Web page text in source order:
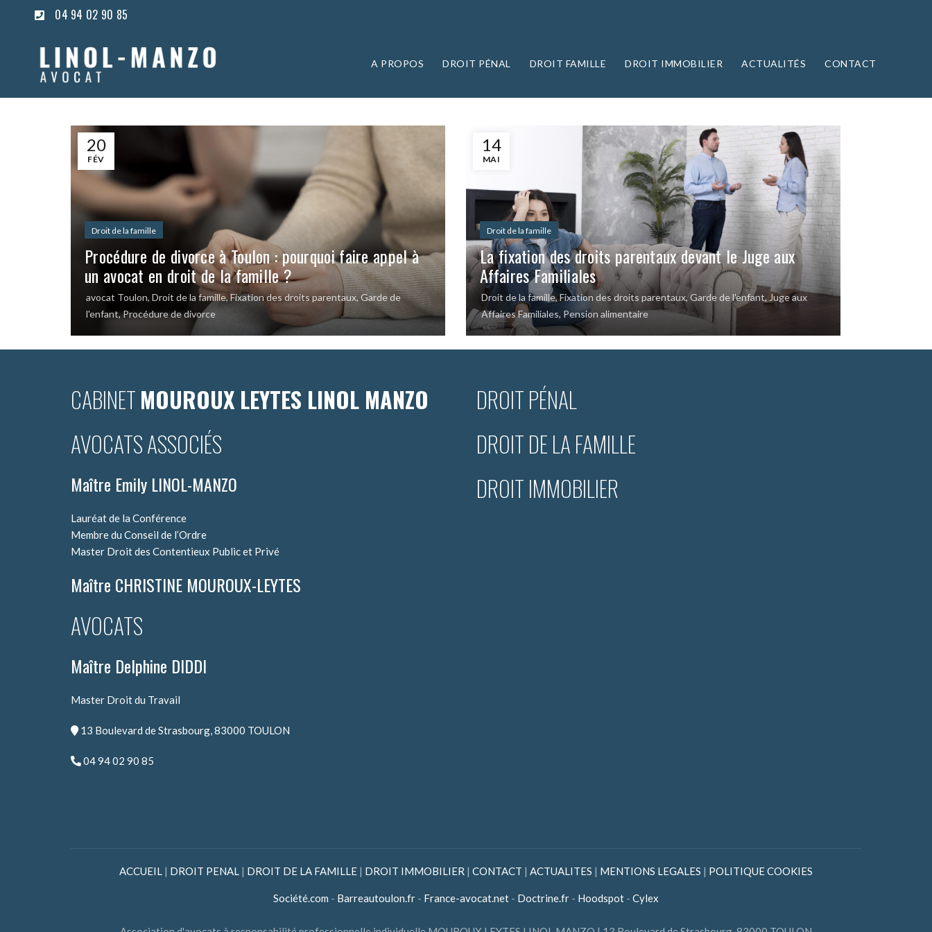
04 94 02 90 85
A PROPOS DROIT PÉNAL DROIT FAMILLE DROIT IMMOBILIER ACTUALITÉS CONTACT
20
FÉV
Droit de la famille
Procédure de divorce à Toulon : pourquoi faire appel à
un avocat en droit de la famille ?
avocat Toulon, Droit de la famille,Fixation des droits parentaux, Garde de
l'enfant,Procédure de divorce
14
MAI
Droit de la famille
La fixation des droits parentaux devant le Juge aux
Affaires Familiales
Droit de la famille,Fixation des droits parentaux, Garde de l'enfant, Juge aux
Affaires Familiales, Pension alimentaire
CABINETMOUROUX LEYTES LINOL MANZO
AVOCATS ASSOCIÉS
Maître Emily LINOL-MANZO
Lauréat de la Conférence
Membre du Conseil de l’Ordre
Master Droit des Contentieux Public et Privé
Maître CHRISTINE MOUROUX-LEYTES
AVOCATS
Maître Delphine DIDDI
Master Droit du Travail
13 Boulevard de Strasbourg, 83000 TOULON
04 94 02 90 85
DROIT PÉNAL
DROIT DE LA FAMILLE
DROIT IMMOBILIER
ACCUEIL | DROIT PENAL | DROIT DE LA FAMILLE | DROIT IMMOBILIER | CONTACT | ACTUALITES | MENTIONS LEGALES | POLITIQUE COOKIES
Société.com - Barreautoulon.fr - France-avocat.net - Doctrine.fr - Hoodspot - Cylex